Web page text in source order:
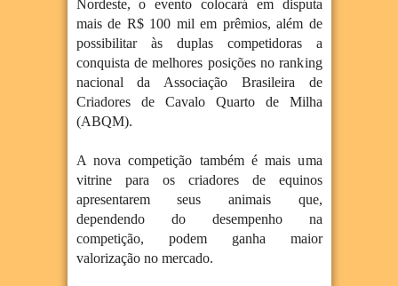
Nordeste, o evento colocará em disputa
mais de R$ 100 mil em prêmios, além de
possibilitar às duplas competidoras a
conquista de melhores posições no ranking
nacional da Associação Brasileira de
Criadores de Cavalo Quarto de Milha
(ABQM).
A nova competição também é mais uma
vitrine para os criadores de equinos
apresentarem seus animais que,
dependendo do desempenho na
competição, podem ganha maior
valorização no mercado.